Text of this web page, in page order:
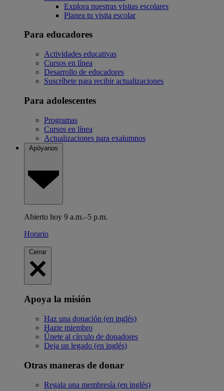
Explora nuestras visitas escolares
Planea tu visita escolar
Para educadores
Actividades educativas
Cursos en línea
Desarrollo de educadores
Suscríbete para recibir actualizaciones
Para adolescentes
Programas
Cursos en línea
Actualizaciones para exalumnos
Apóyanos
Abierto hoy 9 a.m.–5 p.m.
Horario
Cerrar
Apoya la misión
Haz una donación (en inglés)
Hazte miembro
Únete al círculo de donadores
Deja un legado (en inglés)
Otras maneras de donar
Regala una membresía (en inglés)